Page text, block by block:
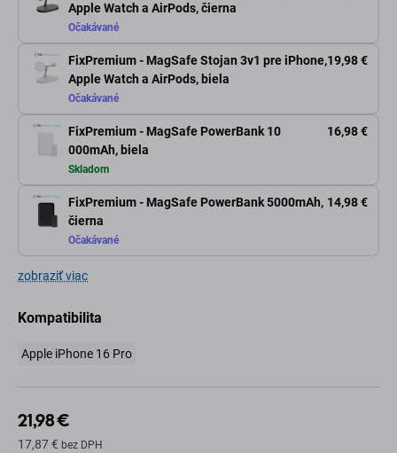
Apple Watch a AirPods, čierna
Očakávané
FixPremium - MagSafe Stojan 3v1 pre iPhone,
Apple Watch a AirPods, biela
19,98 €
Očakávané
FixPremium - MagSafe PowerBank 10
000mAh, biela
16,98 €
Skladom
FixPremium - MagSafe PowerBank 5000mAh,
čierna
14,98 €
Očakávané
zobraziť viac
Kompatibilita
Apple iPhone 16 Pro
21,98 €
17,87 € bez DPH